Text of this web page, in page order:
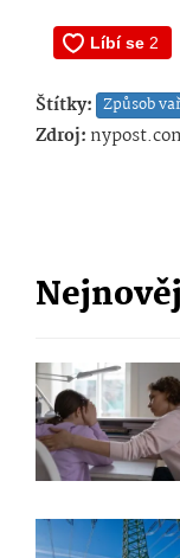
Štítky: Způsob
Zdroj: